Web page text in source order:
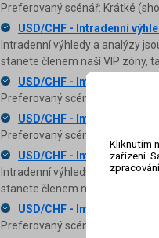
Preferovaný scénář: Krátké
USD/CHF - Intradenní
Intradenní výhledy a analýzy
stanete členem naší VIP zóny,
USD/CHF - Intradenní
Preferovaný scénář: Krátké
USD/CHF - Intradenní
Preferovaný scénář: Krátké
USD/CHF - Intradenní
Intradenní výhledy a analýzy
stanete členem naší VIP zóny,
USD/CHF - Intradenní
Preferovaný scénář: Dlouhé
Kliknutím
zařízení.